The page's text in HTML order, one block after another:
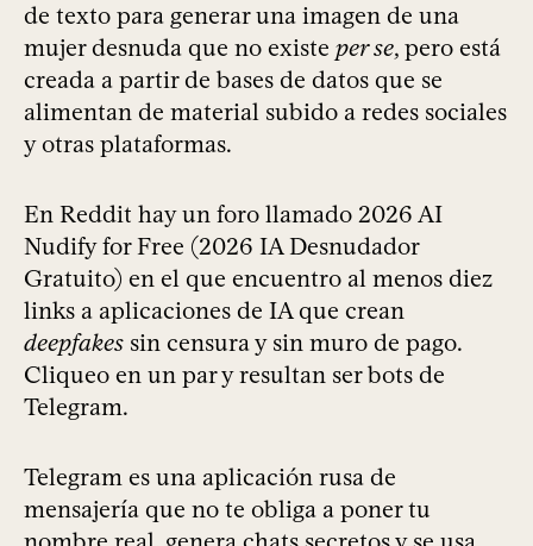
de texto para generar una imagen de una
mujer desnuda que no existe per se, pero está
creada a partir de bases de datos que se
alimentan de material subido a redes sociales
y otras plataformas.
En Reddit hay un foro llamado 2026 AI
Nudify for Free (2026 IA Desnudador
Gratuito) en el que encuentro al menos diez
links a aplicaciones de IA que crean
deepfakes sin censura y sin muro de pago.
Cliqueo en un par y resultan ser bots de
Telegram.
Telegram es una aplicación rusa de
mensajería que no te obliga a poner tu